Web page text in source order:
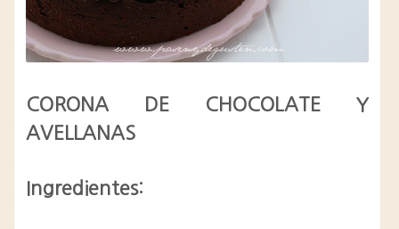
CORONA DE CHOCOLATE Y
AVELLANAS
Ingredientes: